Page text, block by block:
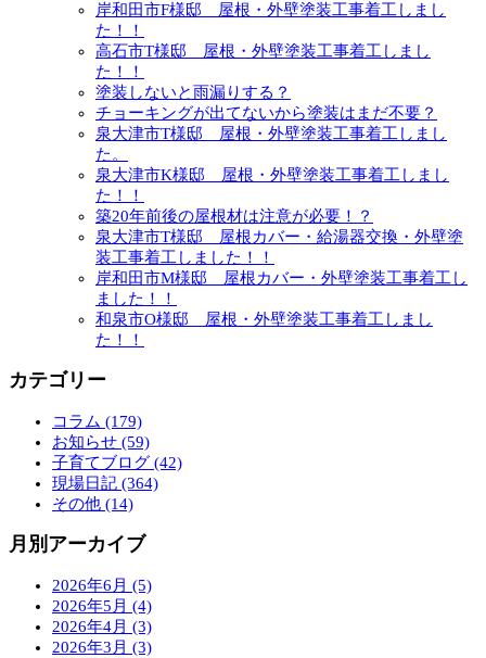
岸和田市F様邸 屋根・外壁塗装工事着工しまし
た！！
高石市T様邸 屋根・外壁塗装工事着工しまし
た！！
塗装しないと雨漏りする？
チョーキングが出てないから塗装はまだ不要？
泉大津市T様邸 屋根・外壁塗装工事着工しまし
た。
泉大津市K様邸 屋根・外壁塗装工事着工しまし
た！！
築20年前後の屋根材は注意が必要！？
泉大津市T様邸 屋根カバー・給湯器交換・外壁塗
装工事着工しました！！
岸和田市M様邸 屋根カバー・外壁塗装工事着工し
ました！！
和泉市O様邸 屋根・外壁塗装工事着工しまし
た！！
カテゴリー
コラム (179)
お知らせ (59)
子育てブログ (42)
現場日記 (364)
その他 (14)
月別アーカイブ
2026年6月 (5)
2026年5月 (4)
2026年4月 (3)
2026年3月 (3)